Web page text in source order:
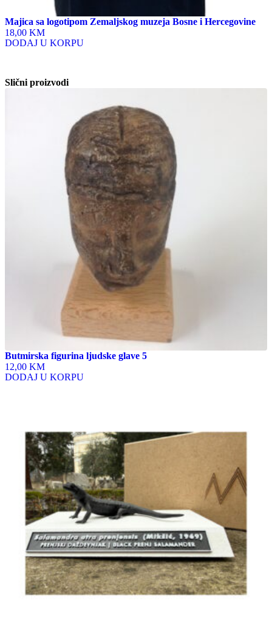
Majica sa logotipom Zemaljskog muzeja Bosne i Hercegovine
18,00 KM
DODAJ U KORPU
Slični proizvodi
Butmirska figurina ljudske glave 5
12,00 KM
DODAJ U KORPU